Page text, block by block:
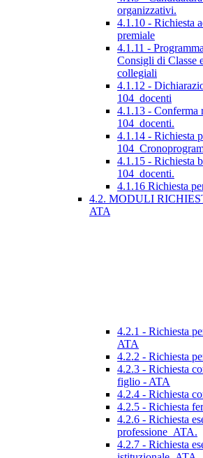
organizzativi.
4.1.10 - Richiesta
premiale
4.1.11 -
Consigli di Classe
collegiali
4.1.12 -
104_docenti
4.1.13 - Conferma
104_docenti.
4.1.14 - Richiesta
4.1.15 - Richiesta
104_docenti.
4.1.16 Richiesta
4.2. MODULI
ATA
4.2.1 - Richiesta
ATA
4.2.2 - Richiesta
4.2.3 - Richiesta
figlio - ATA
4.2.4 - Richiesta
4.2.5 - Richiesta
4.2.6 - Richiesta
professione_ATA.
4.2.7 - Richiesta